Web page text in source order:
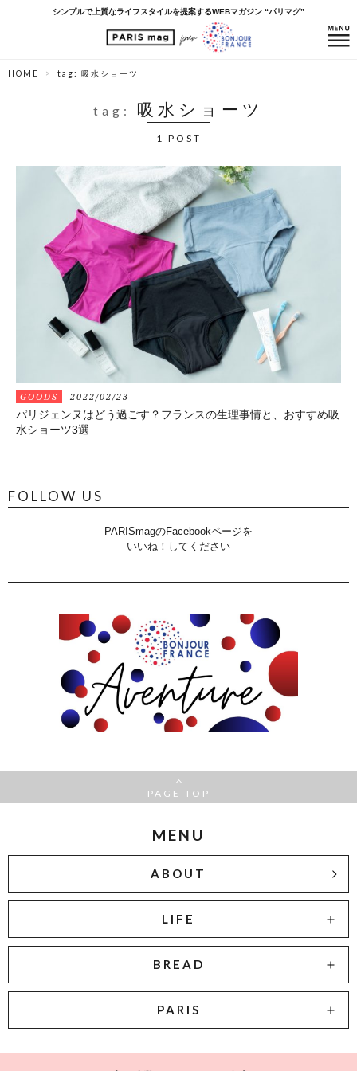
シンプルで上質なライフスタイルを提案するWEBマガジン “パリマグ”
HOME tag: 吸水ショーツ
tag: 吸水ショーツ
1 POST
GOODS 2022/02/23
パリジェンヌはどう過ごす？フランスの生理事情と、おすすめ吸
水ショーツ3選
FOLLOW US
PARISmagのFacebookページを
いいね！してください
PAGE TOP
MENU
ABOUT
LIFE
BREAD
PARIS